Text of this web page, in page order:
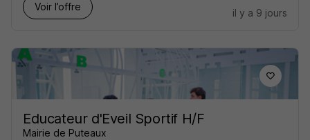
Voir l’offre
il y a 9 jours
Educateur d'Eveil Sportif H/F
Mairie de Puteaux